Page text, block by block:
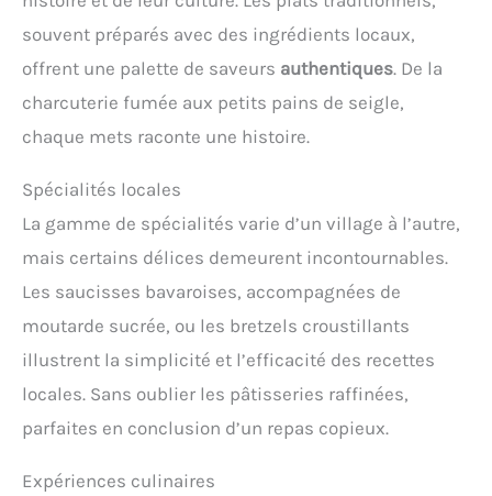
souvent préparés avec des ingrédients locaux,
offrent une palette de saveurs authentiques. De la
charcuterie fumée aux petits pains de seigle,
chaque mets raconte une histoire.
Spécialités locales
La gamme de spécialités varie d’un village à l’autre,
mais certains délices demeurent incontournables.
Les saucisses bavaroises, accompagnées de
moutarde sucrée, ou les bretzels croustillants
illustrent la simplicité et l’efficacité des recettes
locales. Sans oublier les pâtisseries raffinées,
parfaites en conclusion d’un repas copieux.
Expériences culinaires